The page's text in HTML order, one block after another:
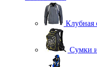
Клубная
Сумки